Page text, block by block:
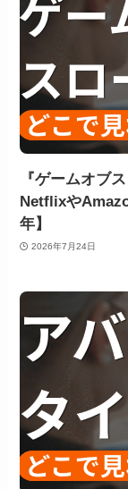
『ゲームオブ
Netflixや
年】
2026年7月24日